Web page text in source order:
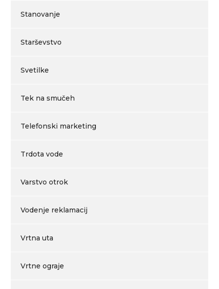
Stanovanje
Starševstvo
Svetilke
Tek na smučeh
Telefonski marketing
Trdota vode
Varstvo otrok
Vodenje reklamacij
Vrtna uta
Vrtne ograje